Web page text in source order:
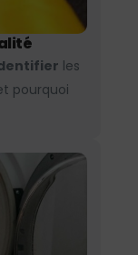
les
pourquoi